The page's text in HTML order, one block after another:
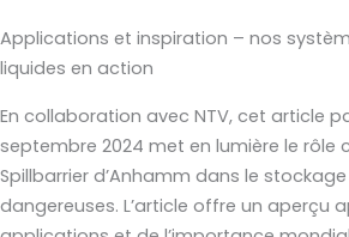
Applications et inspiration – nos
liquides en action
En collaboration avec NTV, cet article
septembre 2024 met en lumière le rôle
Spillbarrier d’Anhamm dans le
dangereuses. L’article offre un aperçu